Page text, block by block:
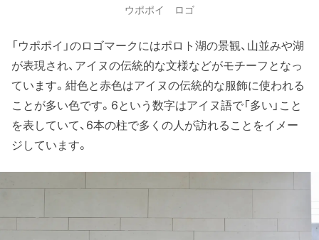
ウポポイ ロゴ
「ウポポイ」のロゴマークにはポロト湖の景観、山並みや湖
が表現され、アイヌの伝統的な文様などがモチーフとなっ
ています。紺色と赤色はアイヌの伝統的な服飾に使われる
ことが多い色です。6という数字はアイヌ語で「多い」こと
を表していて、6本の柱で多くの人が訪れることをイメー
ジしています。